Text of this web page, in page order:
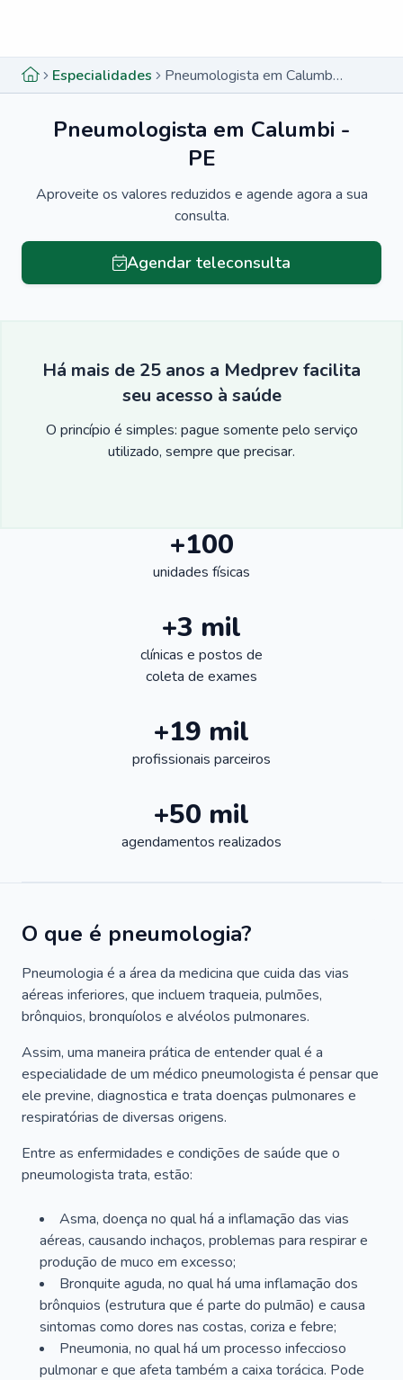
Especialidades Pneumologista em Calumbi - PE
Pneumologista em Calumbi -
PE
Aproveite os valores reduzidos e agende agora a sua
consulta.
Agendar teleconsulta
Há mais de 25 anos a Medprev facilita
seu acesso à saúde
O princípio é simples: pague somente pelo serviço
utilizado, sempre que precisar.
+100
unidades físicas
+3 mil
clínicas e postos de
coleta de exames
+19 mil
profissionais parceiros
+50 mil
agendamentos realizados
O que é pneumologia?
Pneumologia é a área da medicina que cuida das vias
aéreas inferiores, que incluem traqueia, pulmões,
brônquios, bronquíolos e alvéolos pulmonares.
Assim, uma maneira prática de entender qual é a
especialidade de um médico pneumologista é pensar que
ele previne, diagnostica e trata doenças pulmonares e
respiratórias de diversas origens.
Entre as enfermidades e condições de saúde que o
pneumologista trata, estão:
Asma, doença no qual há a inflamação das vias
aéreas, causando inchaços, problemas para respirar e
produção de muco em excesso;
Bronquite aguda, no qual há uma inflamação dos
brônquios (estrutura que é parte do pulmão) e causa
sintomas como dores nas costas, coriza e febre;
Pneumonia, no qual há um processo infeccioso
pulmonar e que afeta também a caixa torácica. Pode